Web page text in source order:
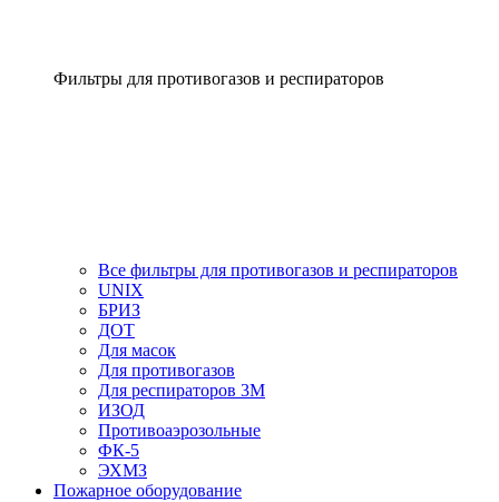
Фильтры для противогазов и респираторов
Все фильтры для противогазов и респираторов
UNIX
БРИЗ
ДОТ
Для масок
Для противогазов
Для респираторов 3М
ИЗОД
Противоаэрозольные
ФК-5
ЭХМЗ
Пожарное оборудование